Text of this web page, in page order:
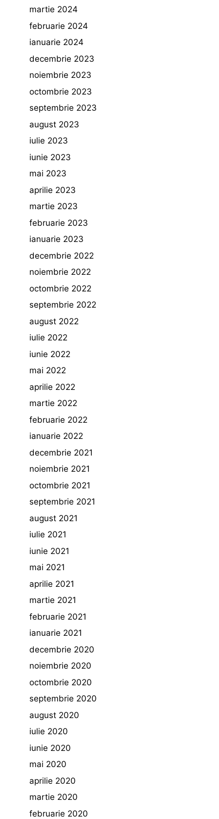
martie 2024
februarie 2024
ianuarie 2024
decembrie 2023
noiembrie 2023
octombrie 2023
septembrie 2023
august 2023
iulie 2023
iunie 2023
mai 2023
aprilie 2023
martie 2023
februarie 2023
ianuarie 2023
decembrie 2022
noiembrie 2022
octombrie 2022
septembrie 2022
august 2022
iulie 2022
iunie 2022
mai 2022
aprilie 2022
martie 2022
februarie 2022
ianuarie 2022
decembrie 2021
noiembrie 2021
octombrie 2021
septembrie 2021
august 2021
iulie 2021
iunie 2021
mai 2021
aprilie 2021
martie 2021
februarie 2021
ianuarie 2021
decembrie 2020
noiembrie 2020
octombrie 2020
septembrie 2020
august 2020
iulie 2020
iunie 2020
mai 2020
aprilie 2020
martie 2020
februarie 2020